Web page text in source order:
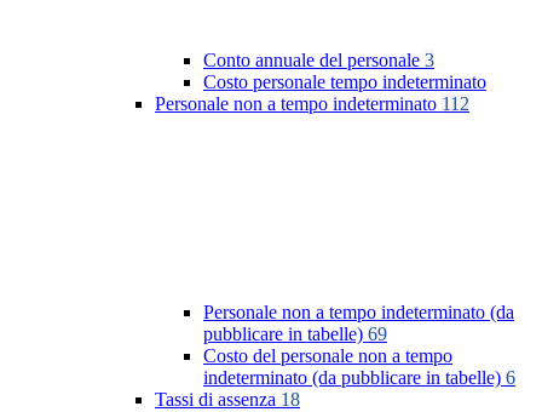
Conto annuale del personale 3
Costo personale tempo indeterminato
Personale non a tempo indeterminato 112
Personale non a tempo indeterminato (da
pubblicare in tabelle) 69
Costo del personale non a tempo
indeterminato (da pubblicare in tabelle) 6
Tassi di assenza 18